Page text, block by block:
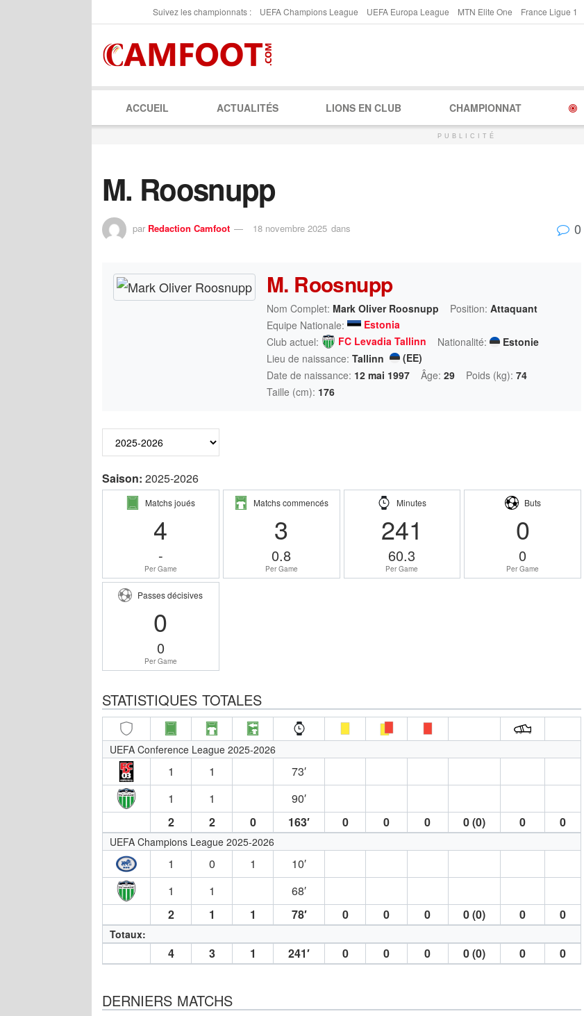
Suivez les championnats : UEFA Champions League UEFA Europa League MTN Elite One France Ligue 1
ACCUEIL ACTUALITÉS LIONS EN CLUB CHAMPIONNAT
PUBLICITÉ
M. Roosnupp
par Redaction Camfoot 18 novembre 2025 dans 0
M. Roosnupp
Nom Complet: Mark Oliver Roosnupp Position: Attaquant
Equipe Nationale:
Estonia
Club actuel:
FC Levadia Tallinn Nationalité:
Estonie
Lieu de naissance: Tallinn
(EE)
Date de naissance: 12 mai 1997 Âge: 29 Poids (kg): 74
Taille (cm): 176
Saison: 2025-2026
Matchs joués
4
-
Per Game
Matchs commencés
3
0.8
Per Game
Minutes
241
60.3
Per Game
Buts
0
0
Per Game
Passes décisives
0
0
Per Game
STATISTIQUES TOTALES
UEFA Conference League 2025-2026
1 1
73′
1
1
90′
2
2 0 163′ 0 0 0 0 (0) 0 0
UEFA Champions League 2025-2026
1 0 1
10′
1
1
68′
2
1 1 78′ 0 0 0 0 (0) 0 0
Totaux:
4 3 1 241′ 0 0 0 0 (0) 0 0
DERNIERS MATCHS